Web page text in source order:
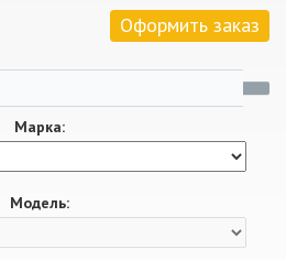
Оформить заказ
Марка:
Модель: